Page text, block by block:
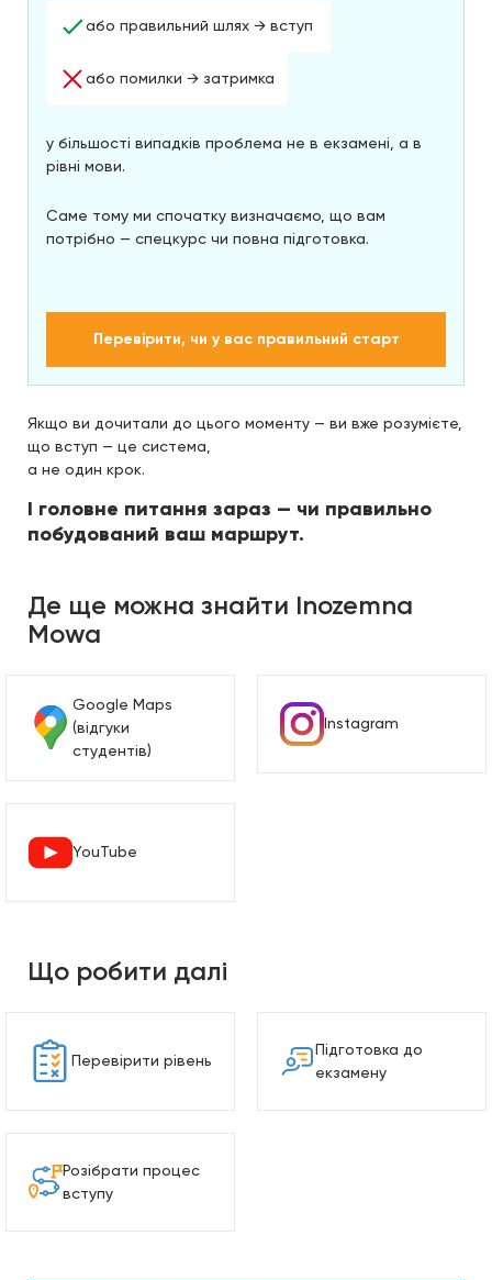
або правильний шлях → вступ
або помилки → затримка
у більшості випадків проблема не в екзамені, а в
рівні мови.
Саме тому ми спочатку визначаємо, що вам
потрібно — спецкурс чи повна підготовка.
Перевірити, чи у вас правильний старт
Якщо ви дочитали до цього моменту — ви вже розумієте,
що вступ — це система,
а не один крок.
І головне питання зараз — чи правильно
побудований ваш маршрут.
Де ще можна знайти Inozemna
Mowa
Google Maps
(відгуки
студентів)
Instagram
YouTube
Що робити далі
Перевірити рівень
Підготовка до
екзамену
Розібрати процес
вступу